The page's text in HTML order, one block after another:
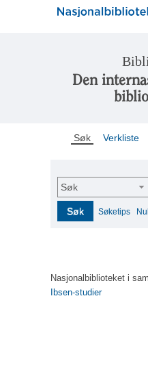
Den
Søk Verkliste
Søk
Søk Søketips
Nasjonalbiblioteket i
Ibsen-studier